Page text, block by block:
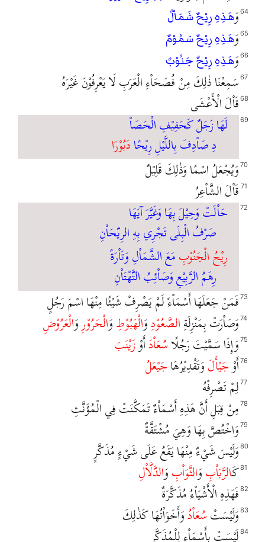
وَهَذِهِ رِيْحٌ شَمَاْلٌ 64
وَهَذِهِ رِيْحٌ سَمُوْمٌ 65
وَهَذِهِ رِيْحٌ جَنُوْبٌ 66
سَمِعْنَا ذٰلِكَ مِنْ فُصَحَاْءِ الْعَرَبِ لَا يَعْرِفُوْنَ غَيْرَهُ 67
قَاْلَ الْأَعْشَى 68
لَهَا زَجَلٌ كَحَفِيْفِ الْحَصَاْ
دِ صَاْدِفَ بِاللَّيْلِ رِيْحًادَبُوْرَا
69
وَيُجْعَلُ اسْمًا وَذٰلِكَ قَلِيْلٌ 70
قَاْلَ الشَّاْعِرُ 71
حَاْلَتْ وَحِيْلَ بِهَا وَغَيَّرَ آيَهَا
صَرْفُ الْبِلَى تَجْرِي بِهِ الرِيّحَاْنِ
رِيْحُ الْجَنُوْبِمَعَ الشَّمَاْلِ وَتَاْرَةً
رِهَمُ الرَّبِيْعِ وَصَاْئِبُ التَّهْتَاْنِ
72
فَمَنْ جَعَلَهَا أَسْمَاْءً لَمْ يَصْرِفْ شَيْئًا مِنْهَا اسْمَ رَجُلٍ 73
وَصَاْرَتْ بِمَنْزِلَةِالصَّعُوْدِوَالْهَبُوْطِوَالْحَرُوْرِوَالْعَرُوْضِ 74
وَإِذَا سَمَّيْتَ رَجُلًاسُعَاْدَأَوْزَيْنَبَ 75
أَوْجَيْأَلَوَتَقْدِيْرُهَاجَيْعَلُ 76
لِمْ تَصْرِفْهُ 77
مِنْ قِبَلِ أَنَّ هَذِهِ أَسْمَاْءٌ تَمَكَّنَتْ فِي الْمُؤَنَّثِ 78
وَاخْتُصَّ بِهَا وَهِيَ مُشْتَقَّةٌ 79
وَلَيْسَ شَيْءٌ مِنْهَا يَقَعُ عَلَى شَيْءٍ مُذَكَّرٍ 80
كَـالرَّبَاْبِوَالثَّوَاْبِوَالدَّلَّاْلِ 81
فَهَذِهِ الْأَشْيَاْءُ مُذَكَّرَةٌ 82
وَلَيْسَتْسُعَاْدُوَأَخَوَاْتُهَا كَذٰلِكَ 83
لَيْسَتْ بِأَسْمَاْءٍ لِلْمُذَكَّرِ 84